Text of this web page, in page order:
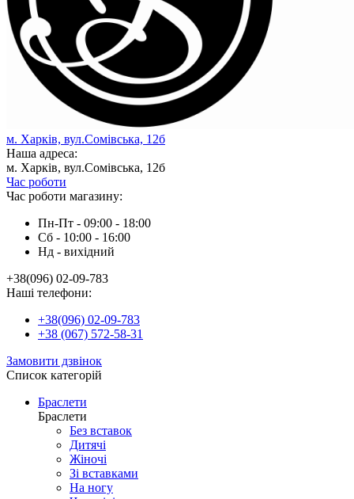
м. Харків, вул.Сомівська, 12б
Наша адреса:
м. Харків, вул.Сомівська, 12б
Час роботи
Час роботи магазину:
Пн-Пт - 09:00 - 18:00
Сб - 10:00 - 16:00
Нд - вихiдний
+38(096) 02-09-783
Наші телефони:
+38(096) 02-09-783
+38 (067) 572-58-31
Замовити дзвінок
Список категорій
Браслети
Браслети
Без вставок
Дитячі
Жіночі
Зі вставками
На ногу